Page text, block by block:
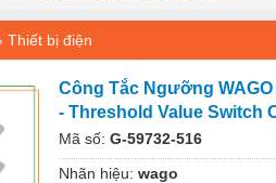
Thiết bị điện
Công Tắc Ngưỡng WAGO
- Threshold Value Switch
Mã số: G-59732-516
Nhãn hiệu: wago